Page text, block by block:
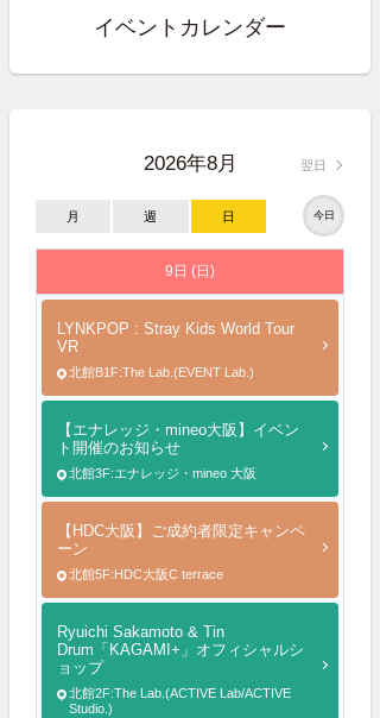
イベントカレンダー
2026年8月 翌日
月 週 日 今日
9日 (日)
LYNKPOP : Stray Kids World Tour
VR
北館B1F:The Lab.(EVENT Lab.)
【エナレッジ・mineo大阪】イベン
ト開催のお知らせ
北館3F:エナレッジ・mineo 大阪
【HDC大阪】ご成約者限定キャンペ
ーン
北館5F:HDC大阪C terrace
Ryuichi Sakamoto & Tin
Drum「KAGAMI+」オフィシャルシ
ョップ
北館2F:The Lab.(ACTIVE Lab/ACTIVE
Studio.)